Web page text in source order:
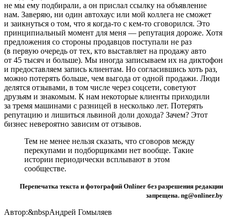
не мы ему подбирали, а он прислал ссылку на объявление
нам. Заверяю, ни один автохаус или мой коллега не сможет
и заикнуться о том, что я когда-то с кем-то сговорился. Это
принципиальный момент для меня — репутация дороже. Хотя
предложения со стороны продавцов поступали не раз
(в первую очередь от тех, кто выставляет на продажу авто
от 45 тысяч и больше). Мы иногда записываем их на диктофон
и предоставляем запись клиентам. Но согласившись хоть раз,
можно потерять больше, чем выгода от одной продажи. Люди
делятся отзывами, в том числе через соцсети, советуют
друзьям и знакомым. К нам некоторые клиенты приходили
за тремя машинами с разницей в несколько лет. Потерять
репутацию и лишиться львиной доли дохода? Зачем? Этот
бизнес невероятно зависим от отзывов.
Тем не менее нельзя сказать, что сговоров между
перекупами и подборщиками нет вообще. Такие
истории периодически всплывают в этом
сообществе.
Перепечатка текста и фотографий Onlíner без разрешения редакции
запрещена. ng@onliner.by
Автор:&nbspАндрей Гомыляев